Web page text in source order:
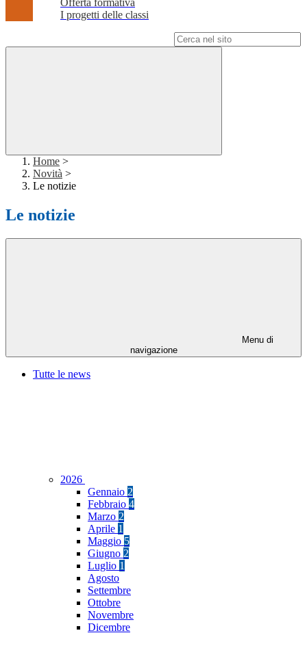
Offerta formativa
I progetti delle classi
Home >
Novità >
Le notizie
Le notizie
Menu di
navigazione
Tutte le news
2026
Gennaio 2
Febbraio 4
Marzo 2
Aprile 1
Maggio 5
Giugno 2
Luglio 1
Agosto
Settembre
Ottobre
Novembre
Dicembre